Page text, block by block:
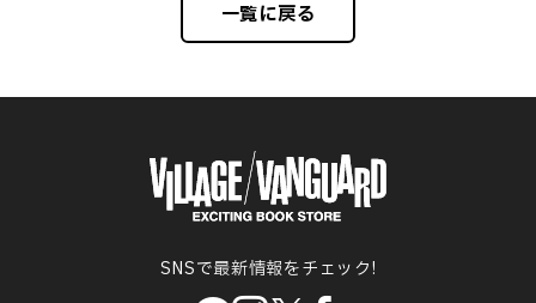
一覧に戻る
SNSで最新情報をチェック!